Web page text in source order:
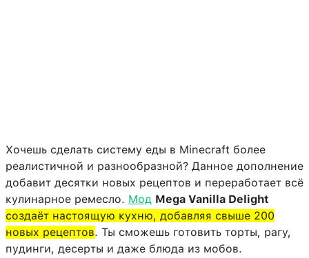
Хочешь сделать систему еды в Minecraft более
реалистичной и разнообразной? Данное дополнение
добавит десятки новых рецептов и переработает всё
кулинарное ремесло. Мод Mega Vanilla Delight
создаёт настоящую кухню, добавляя свыше 200
новых рецептов. Ты сможешь готовить торты, рагу,
пудинги, десерты и даже блюда из мобов.